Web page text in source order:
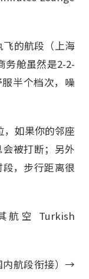
飞的航段（上海
务舱虽然是2-2-
半个档次，噪
，如果你的邻座
被打断；另外
，步行距离很
航空 Turkish
内航段衔接）→